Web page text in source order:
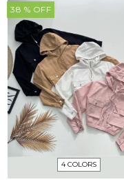
38 % OFF
4 COLORS